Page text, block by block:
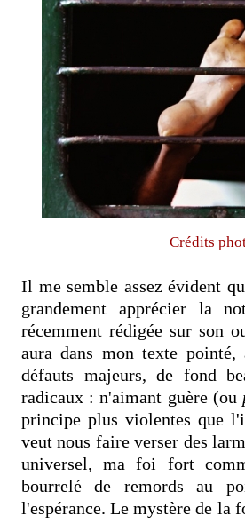
Crédits
Il me semble assez évident
grandement apprécier la
récemment rédigée sur son
aura dans mon texte
défauts majeurs, de fond
radicaux : n'aimant guère (ou
principe plus violentes que
veut nous faire verser des
universel, ma foi fort
bourrelé de remords au
l'espérance. Le mystère de la